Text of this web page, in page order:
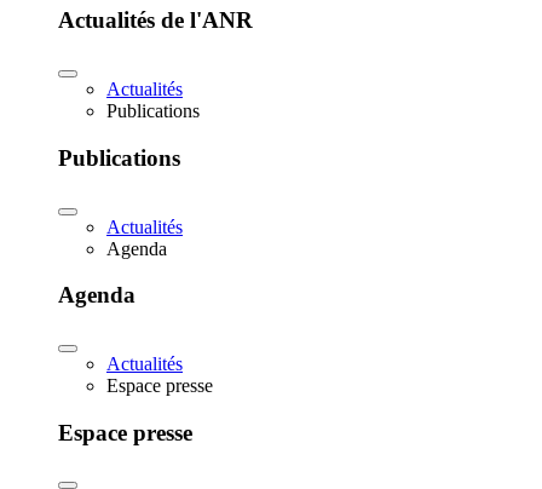
Actualités de l'ANR
Actualités
Publications
Publications
Actualités
Agenda
Agenda
Actualités
Espace presse
Espace presse